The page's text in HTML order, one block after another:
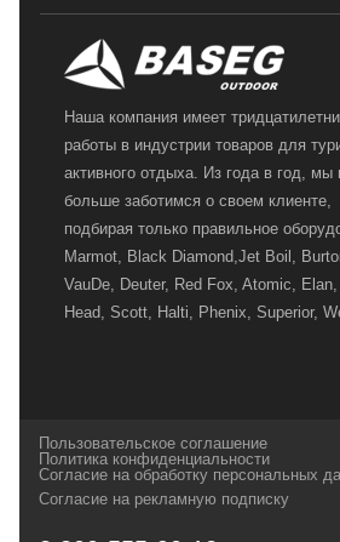
Наша компания имеет
работы в индустрии товаров для
активного отдыха. Из года в год, мы
больше заботимся о своем клиенте,
подбирая только правильное
Marmot, Black Diamond,Jet Boil,
VauDe, Deuter, Red Fox, Atomic,
Head, Scott, Halti, Phenix, Superior,
и взыскательных путешественников,
спортсменов и отдыхающих.
Пользовательское соглашение
Политика конфиденциальности
Согласие на обработку персональных
Согласие на рекламную подписку